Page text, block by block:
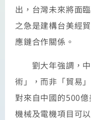
出，台灣未來將面
之急是建構台美經
應鏈合作關係。
劉大年強調，中
術」，而非「貿易
對來自中國的500
機械及電機項目可